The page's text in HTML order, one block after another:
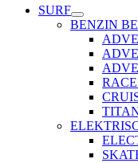
SURF
BENZIN